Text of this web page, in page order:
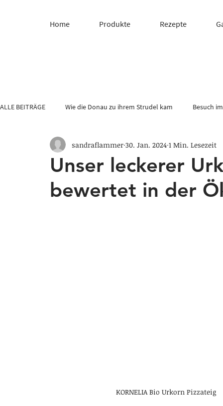
Home Produkte Rezepte
ALLE BEITRÄGE Wie die Donau zu ihrem Strudel kam Besuch
Quiche- & Tarteteig Flammkuchenteig
Käsestangen Mürbteig
Unser leckerer
bewertet in der
sandraflammer 30. Jan. 2024 1 Min. Lesezeit
KORNELIA Bio Urkorn Pizzateig